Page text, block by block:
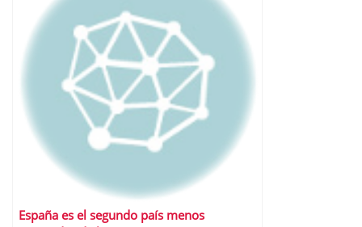
España es el segundo país menos